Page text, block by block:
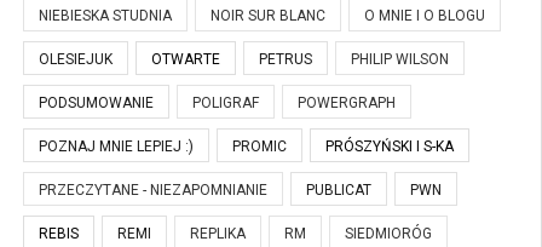
NIEBIESKA STUDNIA NOIR SUR BLANC O MNIE I O BLOGU
OLESIEJUK OTWARTE PETRUS PHILIP WILSON
PODSUMOWANIE POLIGRAF POWERGRAPH
POZNAJ MNIE LEPIEJ :) PROMIC PRÓSZYŃSKI I S-KA
PRZECZYTANE - NIEZAPOMNIANIE PUBLICAT PWN
REBIS REMI REPLIKA RM SIEDMIORÓG